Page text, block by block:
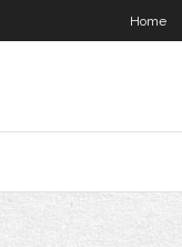
Home